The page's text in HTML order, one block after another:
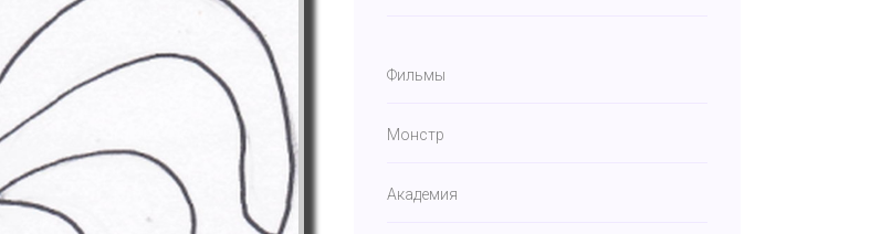
Фильмы
Монстр
Академия